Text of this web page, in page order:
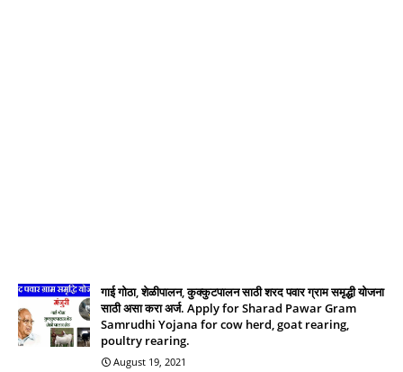
गाई गोठा, शेळीपालन, कुक्कुटपालन साठी शरद पवार ग्राम समृद्धी योजना
साठी असा करा अर्ज. Apply for Sharad Pawar Gram
Samrudhi Yojana for cow herd, goat rearing,
poultry rearing.
August 19, 2021